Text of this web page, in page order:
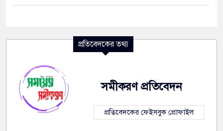
প্রতিবেদকের তথ্য
সমীকরণ প্রতিবেদন
প্রতিবেদকের ফেইসবুক প্রোফাইল